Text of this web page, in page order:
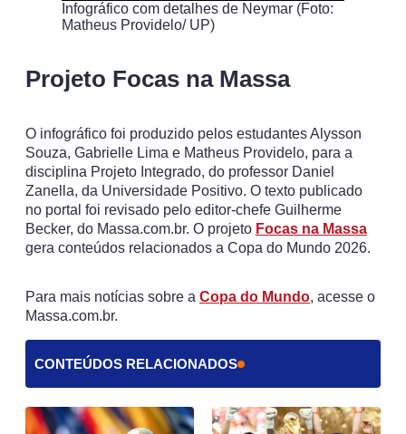
Infográfico com detalhes de Neymar (Foto:
Matheus Providelo/ UP)
Projeto Focas na Massa
O infográfico foi produzido pelos estudantes Alysson
Souza, Gabrielle Lima e Matheus Providelo, para a
disciplina Projeto Integrado, do professor Daniel
Zanella, da Universidade Positivo. O texto publicado
no portal foi revisado pelo editor-chefe Guilherme
Becker, do Massa.com.br. O projeto Focas na Massa
gera conteúdos relacionados a Copa do Mundo 2026.
Para mais notícias sobre a Copa do Mundo, acesse o
Massa.com.br.
CONTEÚDOS RELACIONADOS